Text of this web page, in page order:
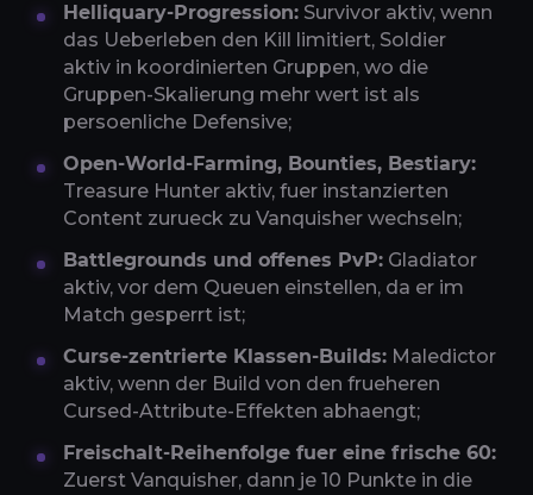
Helliquary-Progression: Survivor aktiv, wenn
das Ueberleben den Kill limitiert, Soldier
aktiv in koordinierten Gruppen, wo die
Gruppen-Skalierung mehr wert ist als
persoenliche Defensive;
Open-World-Farming, Bounties, Bestiary:
Treasure Hunter aktiv, fuer instanzierten
Content zurueck zu Vanquisher wechseln;
Battlegrounds und offenes PvP: Gladiator
aktiv, vor dem Queuen einstellen, da er im
Match gesperrt ist;
Curse-zentrierte Klassen-Builds: Maledictor
aktiv, wenn der Build von den frueheren
Cursed-Attribute-Effekten abhaengt;
Freischalt-Reihenfolge fuer eine frische 60:
Zuerst Vanquisher, dann je 10 Punkte in die